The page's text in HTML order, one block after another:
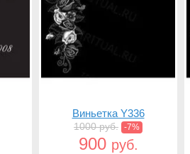
Виньетка Y336
1000 руб. -7%
900 руб.